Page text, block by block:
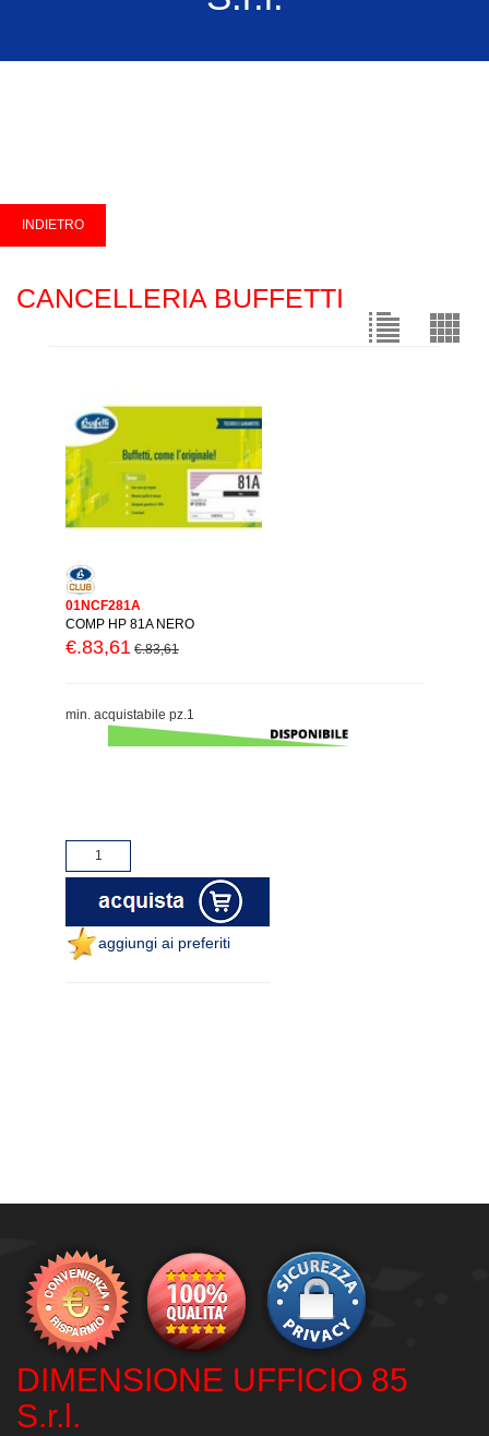
CANCELLERIA BUFFETTI
01NCF281A
COMP HP 81A NERO
€.83,61 €.83,61
min. acquistabile pz.1
aggiungi ai preferiti
DIMENSIONE UFFICIO 85
S.r.l.